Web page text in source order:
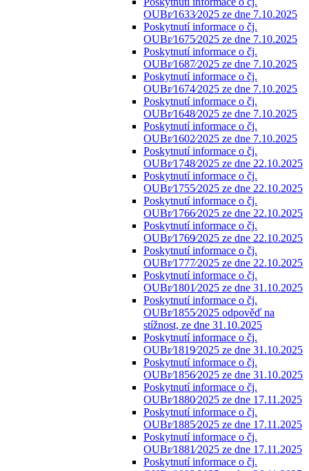
OUBr⁄1633⁄2025 ze dne 7.10.2025
Poskytnutí informace o čj.
OUBr⁄1675⁄2025 ze dne 7.10.2025
Poskytnutí informace o čj.
OUBr⁄1687⁄2025 ze dne 7.10.2025
Poskytnutí informace o čj.
OUBr⁄1674⁄2025 ze dne 7.10.2025
Poskytnutí informace o čj.
OUBr⁄1648⁄2025 ze dne 7.10.2025
Poskytnutí informace o čj.
OUBr⁄1602⁄2025 ze dne 7.10.2025
Poskytnutí informace o čj.
OUBr⁄1748⁄2025 ze dne 22.10.2025
Poskytnutí informace o čj.
OUBr⁄1755⁄2025 ze dne 22.10.2025
Poskytnutí informace o čj.
OUBr⁄1766⁄2025 ze dne 22.10.2025
Poskytnutí informace o čj.
OUBr⁄1769⁄2025 ze dne 22.10.2025
Poskytnutí informace o čj.
OUBr⁄1777⁄2025 ze dne 22.10.2025
Poskytnutí informace o čj.
OUBr⁄1801⁄2025 ze dne 31.10.2025
Poskytnutí informace o čj.
OUBr⁄1855⁄2025 odpověď na
stížnost, ze dne 31.10.2025
Poskytnutí informace o čj.
OUBr⁄1819⁄2025 ze dne 31.10.2025
Poskytnutí informace o čj.
OUBr⁄1856⁄2025 ze dne 31.10.2025
Poskytnutí informace o čj.
OUBr⁄1880⁄2025 ze dne 17.11.2025
Poskytnutí informace o čj.
OUBr⁄1885⁄2025 ze dne 17.11.2025
Poskytnutí informace o čj.
OUBr⁄1881⁄2025 ze dne 17.11.2025
Poskytnutí informace o čj.